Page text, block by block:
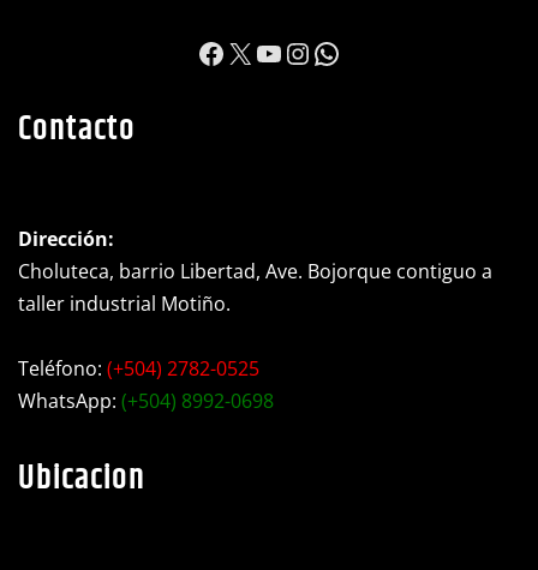
Choluteca, barrio Libertad, Ave. Bojorque contiguo a
taller industrial Motiño.
WhatsApp:(+504) 8992-0698